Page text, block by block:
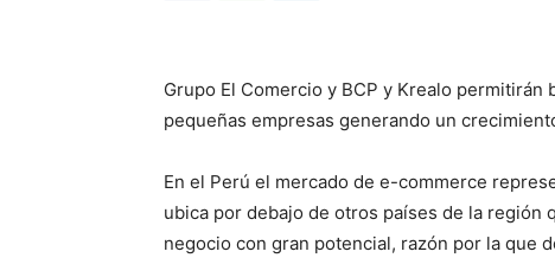
Grupo El Comercio y BCP y Krealo
pequeñas empresas generando un
En el Perú el mercado de e-commerce
ubica por debajo de otros países de la región
negocio con gran potencial, razón por la que